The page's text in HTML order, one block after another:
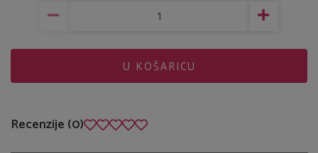
U KOŠARICU
Recenzije (0)